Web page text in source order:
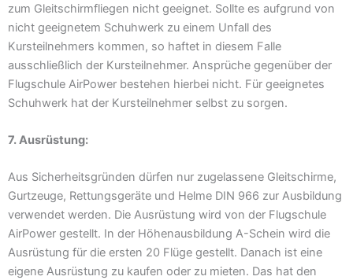
zum Gleitschirmfliegen nicht geeignet. Sollte es aufgrund von
nicht geeignetem Schuhwerk zu einem Unfall des
Kursteilnehmers kommen, so haftet in diesem Falle
ausschließlich der Kursteilnehmer. Ansprüche gegenüber der
Flugschule AirPower bestehen hierbei nicht. Für geeignetes
Schuhwerk hat der Kursteilnehmer selbst zu sorgen.
7. Ausrüstung:
Aus Sicherheitsgründen dürfen nur zugelassene Gleitschirme,
Gurtzeuge, Rettungsgeräte und Helme DIN 966 zur Ausbildung
verwendet werden. Die Ausrüstung wird von der Flugschule
AirPower gestellt. In der Höhenausbildung A-Schein wird die
Ausrüstung für die ersten 20 Flüge gestellt. Danach ist eine
eigene Ausrüstung zu kaufen oder zu mieten. Das hat den